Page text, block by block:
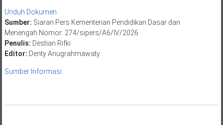
Unduh Dokumen
Sumber: Siaran Pers Kementerian Pendidikan Dasar dan
Menengah Nomor: 274/sipers/A6/IV/2026
Penulis: Destian Rifki
Editor: Denty Anugrahmawaty
Sumber Informasi